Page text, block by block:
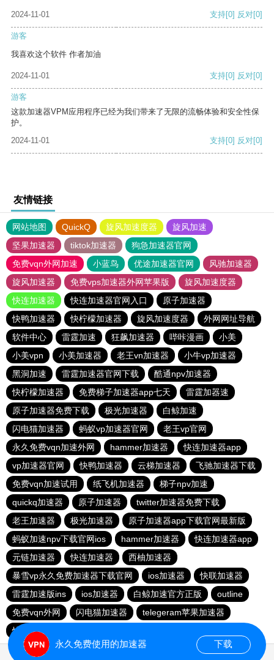
2024-11-01 支持[0] 反对[0]
游客
我喜欢这个软件 作者加油
2024-11-01 支持[0] 反对[0]
游客
这款加速器VPM应用程序已经为我们带来了无限的流畅体验和安全性保
护。
2024-11-01
支持[0] 反对[0]
友情链接
网站地图 QuickQ 旋风加速度器
旋风加速
坚果加速器
tiktok加速器
狗急加速器官网
免费vqn外网加速
小蓝鸟 优途加速器官网
风驰加速器
旋风加速器
免费vps加速器外网苹果版
旋风加速度器
快连加速器
快连加速器官网入口
原子加速器
快鸭加速器
快柠檬加速器 旋风加速度器
外网网址导航
软件中心
雷霆加速 狂飙加速器 哔咔漫画
小美
小美vpn
小美加速器 老王vn加速器
小牛vp加速器
黑洞加速
雷霆加速器官网下载
酷通npv加速器
快柠檬加速器
免费梯子加速器app七天
雷霆加器速
原子加速器免费下载
极光加速器
白鲸加速
闪电猫加速器
蚂蚁vp加速器官网
老王vp官网
永久免费vqn加速外网
hammer加速器
快连加速器app
vp加速器官网
快鸭加速器 云梯加速器
飞驰加速器下载
免费vqn加速试用
纸飞机加速器
梯子npv加速
quickq加速器
原子加速器
twitter加速器免费下载
老王加速器
极光加速器
原子加速器app下载官网最新版
蚂蚁加速npv下载官网ios
hammer加速器
快连加速器app
元链加速器
快连加速器
西柚加速器
暴雪vp永久免费加速器下载官网
ios加速器
快联加速器
雷霆加速版ins
ios加速器 白鲸加速官方正版
outline
免费vqn外网
闪电猫加速器
telegeram苹果加速器
快连lets加速器
永久免费使用的加速器 下载